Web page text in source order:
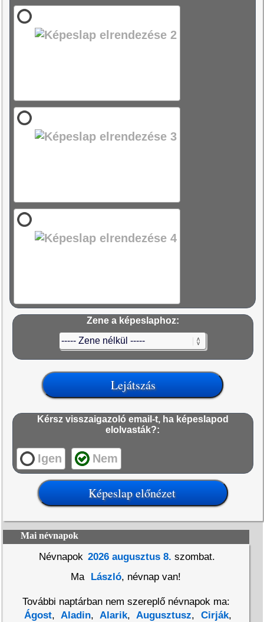
Zene a képeslaphoz:
Kérsz visszaigazoló email-t, ha képeslapod
elolvasták?:
Igen Nem
Mai névnapok
Névnapok 2026 augusztus 8. szombat.
Ma
László, névnap van!
További naptárban nem szereplő névnapok ma:
Ágost, Aladin, Alarik, Augusztusz, Cirják,